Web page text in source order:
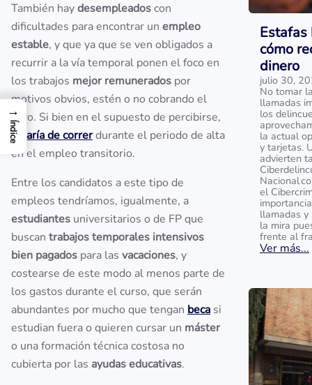
También haydesempleadoscon
dificultades para encontrar un empleo
estable, y que ya que se ven obligados a
recurrir a la vía temporal ponen el foco en
los trabajos mejor remunerados por
motivos obvios, estén o no cobrando el
paro. Si bien en el supuesto de percibirse,
dejaría de correrdurante el periodo de alta
en el empleo transitorio.
Entre los candidatos a este tipo de
empleos tendríamos, igualmente, a
estudiantes universitarios o de FP que
buscan trabajos temporales intensivos
bien pagados para las vacaciones, y
costearse de este modo al menos parte de
los gastos durante el curso, que serán
abundantes por mucho que tengan beca si
estudian fuera o quieren cursar un máster
o una formación técnica costosa no
cubierta por las ayudas educativas.
Estafas
cómo
dinero
julio 30,
No tomar
llamadas
los
la actual
y tarjetas.
advierten
Nacional
el
llamadas y
la mira
frente al
Ver más...
→
Índice